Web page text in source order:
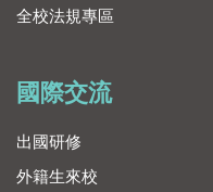
全校法規專區
國際交流
出國研修
外籍生來校